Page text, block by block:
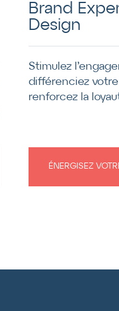
Brand
Design
Stimulez
différenciez
renforcez la
ÉNERGISEZ